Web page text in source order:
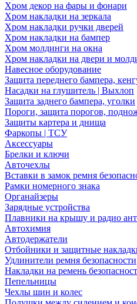
Хром декор на фары и фонари
Хром накладки на зеркала
Хром накладки ручки дверей
Хром накладки на бампер
Хром молдинги на окна
Хром накладки на двери и
Навесное оборудование
Защита переднего бампера,
Насадки на глушитель | Выхлоп
Защита заднего бампера, уголки
Пороги, защита порогов,
Защиты картера и днища
Фаркопы | ТСУ
Аксессуары
Брелки и ключи
Авточехлы
Вставки в замок ремня
Рамки номерного знака
Органайзеры
Зарядные устройства
Плавники на крышу и радио
Автохимия
Автодержатели
Отбойники и защитные
Удлинители ремня безопасности
Накладки на ремень
Пепельницы
Чехлы шин и колес